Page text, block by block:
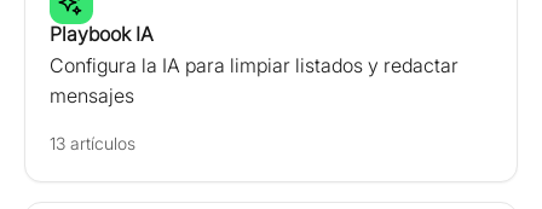
Playbook IA
Configura la IA para limpiar listados y redactar
mensajes
13 artículos